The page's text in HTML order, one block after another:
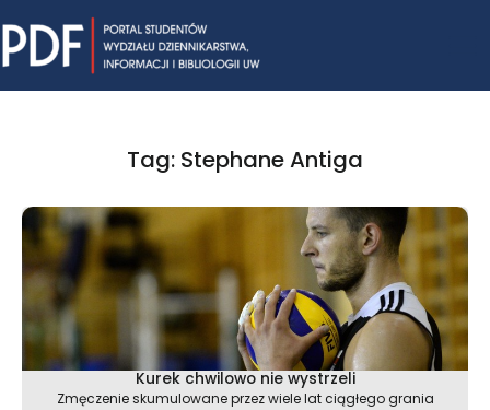
to
content
Tag: Stephane Antiga
Kurek chwilowo nie wystrzeli
Zmęczenie skumulowane przez wiele lat ciągłego grania